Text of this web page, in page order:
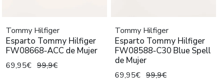
Tommy Hilfiger
Esparto Tommy Hilfiger
FW08668-ACC de Mujer
69,95€ 99,9€
Tommy Hilfiger
Esparto Tommy Hilfiger
FW08588-C30 Blue Spell
de Mujer
69,95€ 99,9€